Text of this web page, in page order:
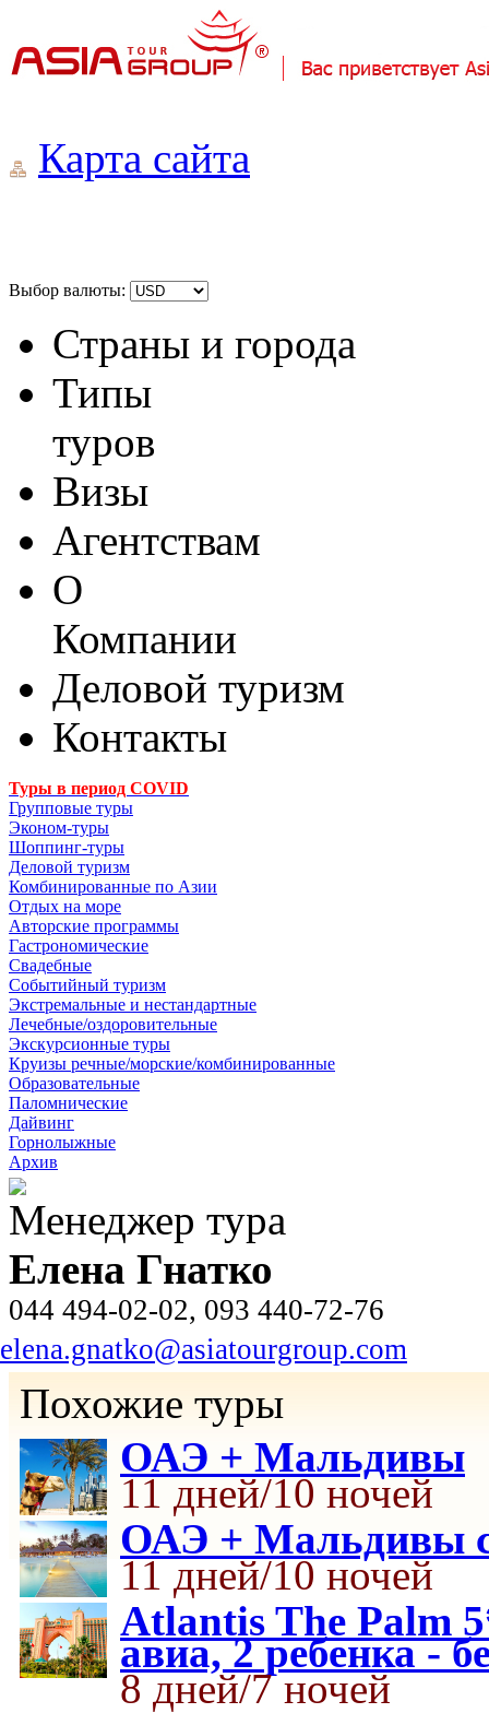
Карта сайта
Выбор валюты:
Страны и города
Типы
туров
Визы
Агентствам
О
Компании
Деловой туризм
Контакты
Туры в период COVID
Групповые туры
Эконом-туры
Шоппинг-туры
Деловой туризм
Комбинированные по Азии
Отдых на море
Авторские программы
Гастрономические
Свадебные
Событийный туризм
Экстремальные и нестандартные
Лечебные/оздоровительные
Экскурсионные туры
Круизы речные/морские/комбинированные
Образовательные
Паломнические
Дайвинг
Горнолыжные
Архив
Менеджер тура
Елена Гнатко
044 494-02-02, 093 440-72-76
elena.gnatko@asiatourgroup.com
Похожие туры
ОАЭ + Мальдивы
11 дней/10 ночей
ОАЭ + Мальдивы с
11 дней/10 ночей
Atlantis The Palm
авиа, 2 ребенка -
8 дней/7 ночей